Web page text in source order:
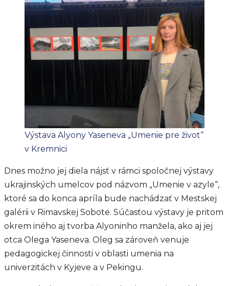
Výstava Alyony Yaseneva „Umenie pre život“
v Kremnici
Dnes možno jej diela nájsť v rámci spoločnej výstavy
ukrajinských umelcov pod názvom „Umenie v azyle“,
ktoré sa do konca apríla bude nachádzať v Mestskej
galérii v Rimavskej Sobote. Súčasťou výstavy je pritom
okrem iného aj tvorba Alyoninho manžela, ako aj jej
otca Olega Yaseneva. Oleg sa zároveň venuje
pedagogickej činnosti v oblasti umenia na
univerzitách v Kyjeve a v Pekingu.